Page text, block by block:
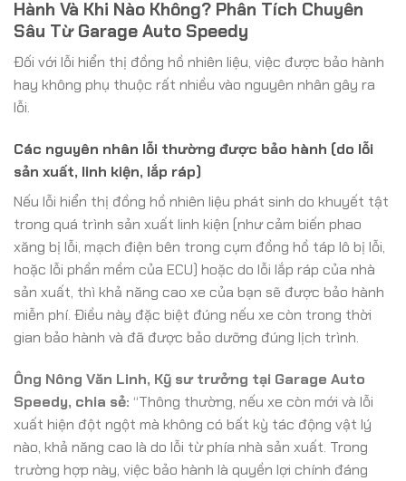
Hành Và Khi Nào Không? Phân Tích Chuyên
Sâu Từ Garage Auto Speedy
Đối với lỗi hiển thị đồng hồ nhiên liệu, việc được bảo hành
hay không phụ thuộc rất nhiều vào nguyên nhân gây ra
lỗi.
Các nguyên nhân lỗi thường được bảo hành (do lỗi
sản xuất, linh kiện, lắp ráp)
Nếu lỗi hiển thị đồng hồ nhiên liệu phát sinh do khuyết tật
trong quá trình sản xuất linh kiện (như cảm biến phao
xăng bị lỗi, mạch điện bên trong cụm đồng hồ táp lô bị lỗi,
hoặc lỗi phần mềm của ECU) hoặc do lỗi lắp ráp của nhà
sản xuất, thì khả năng cao xe của bạn sẽ được bảo hành
miễn phí. Điều này đặc biệt đúng nếu xe còn trong thời
gian bảo hành và đã được bảo dưỡng đúng lịch trình.
Ông Nông Văn Linh, Kỹ sư trưởng tại Garage Auto
Speedy, chia sẻ: “Thông thường, nếu xe còn mới và lỗi
xuất hiện đột ngột mà không có bất kỳ tác động vật lý
nào, khả năng cao là do lỗi từ phía nhà sản xuất. Trong
trường hợp này, việc bảo hành là quyền lợi chính đáng